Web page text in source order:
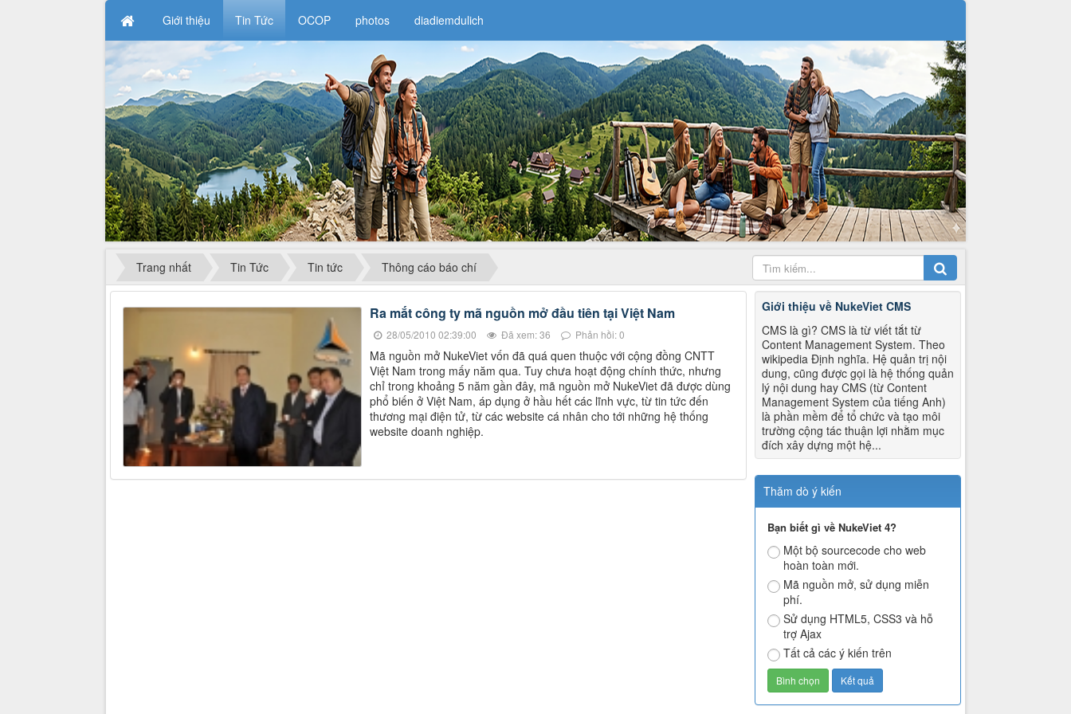
Giới thiệu Tin Tức OCOP photos diadiemdulich
Trang nhất Tin Tức Tin tức Thông cáo báo chí
Ra mắt công ty mã nguồn mở đầu tiên tại Việt Nam
28/05/2010 02:39:00 Đã xem: 36 Phản hồi: 0
Mã nguồn mở NukeViet vốn đã quá quen thuộc với cộng đồng CNTT
Việt Nam trong mấy năm qua. Tuy chưa hoạt động chính thức, nhưng
chỉ trong khoảng 5 năm gần đây, mã nguồn mở NukeViet đã được dùng
phổ biến ở Việt Nam, áp dụng ở hầu hết các lĩnh vực, từ tin tức đến
thương mại điện tử, từ các website cá nhân cho tới những hệ thống
website doanh nghiệp.
Giới thiệu về NukeViet CMS
CMS là gì? CMS là từ viết tắt từ
Content Management System. Theo
wikipedia Định nghĩa. Hệ quản trị nội
dung, cũng được gọi là hệ thống quản
lý nội dung hay CMS (từ Content
Management System của tiếng Anh)
là phần mềm để tổ chức và tạo môi
trường cộng tác thuận lợi nhằm mục
đích xây dựng một hệ...
Thăm dò ý kiến
Bạn biết gì về NukeViet 4?
Một bộ sourcecode cho web
hoàn toàn mới.
Mã nguồn mở, sử dụng miễn
phí.
Sử dụng HTML5, CSS3 và hỗ
trợ Ajax
Tất cả các ý kiến trên